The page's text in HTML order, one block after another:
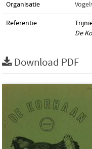
Organisatie
Referentie
De
Download PDF